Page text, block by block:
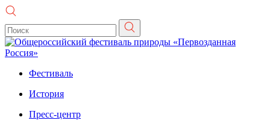
Фестиваль
История
Пресс-центр